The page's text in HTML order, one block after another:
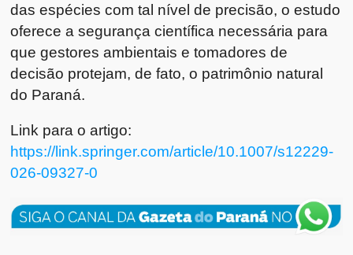
das espécies com tal nível de precisão, o estudo
oferece a segurança científica necessária para
que gestores ambientais e tomadores de
decisão protejam, de fato, o patrimônio natural
do Paraná.
Link para o artigo:
https://link.springer.com/article/10.1007/s12229-
026-09327-0